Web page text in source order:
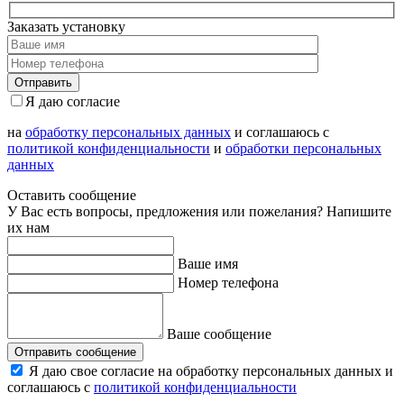
Заказать установку
Я даю согласие
на обработку персональных данных и соглашаюсь с
политикой конфиденциальности и обработки персональных
данных
Оставить сообщение
У Вас есть вопросы, предложения или пожелания? Напишите
их нам
Ваше имя
Номер телефона
Ваше сообщение
Отправить сообщение
Я даю свое согласие на обработку персональных данных и
соглашаюсь с политикой конфиденциальности